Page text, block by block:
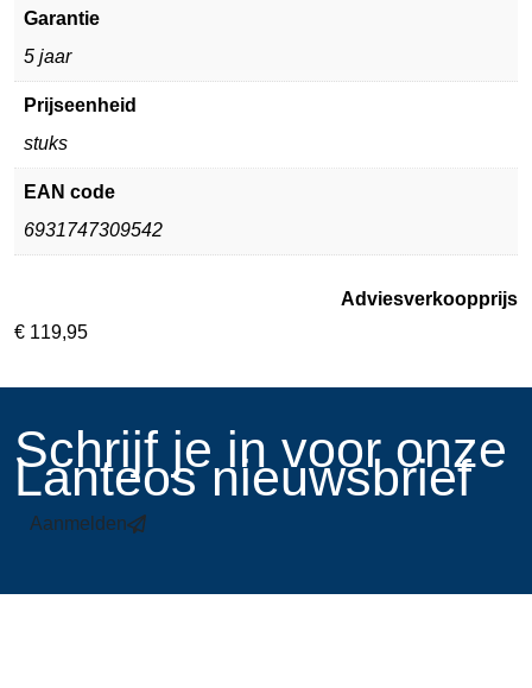
Garantie
5 jaar
Prijseenheid
stuks
EAN code
6931747309542
Adviesverkoopprijs
€ 119,95
​Schrijf je in voor onze
Lanteos nieuwsbrief
Aanmelden